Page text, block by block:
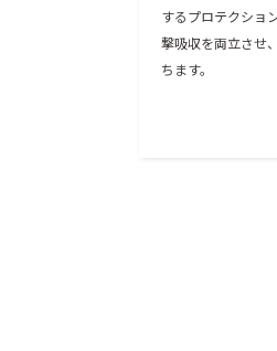
するプロテクショ
撃吸収を両立させ
ちます。